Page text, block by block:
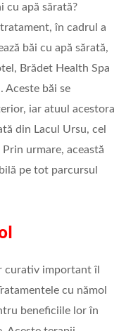
cu apă sărată?
în cadrul a
băi cu apă sărată,
Brădet Health Spa
Aceste băi se
iar atuul acestora
din Lacul Ursu, cel
urmare, această
pe tot parcursul
curativ important îl
cu nămol
beneficiile lor în